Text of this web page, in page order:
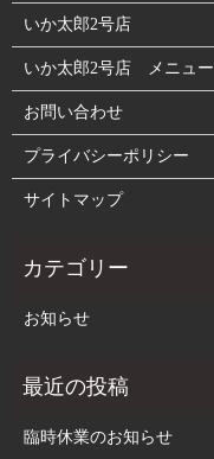
いか太郎2号店
いか太郎2号店 メニュー
お問い合わせ
プライバシーポリシー
サイトマップ
お知らせ
臨時休業のお知らせ